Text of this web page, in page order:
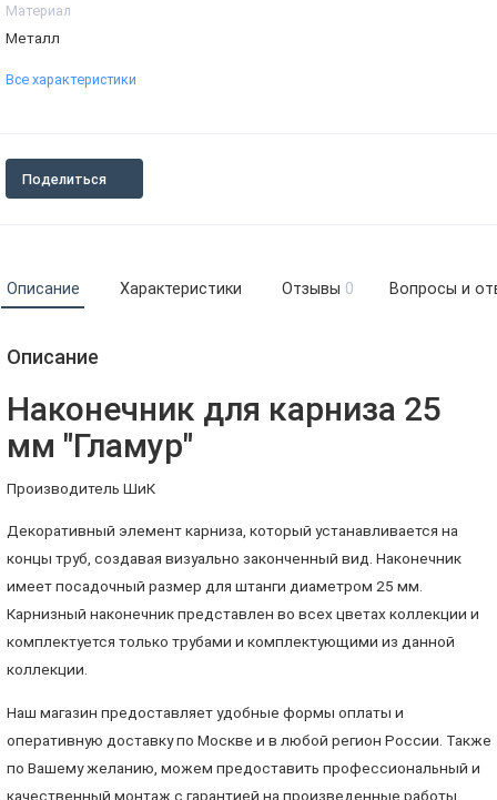
Материал
Металл
Все характеристики
Поделиться
Описание Характеристики Отзывы 0 Вопросы и
Описание
Наконечник для карниза 25
мм "Гламур"
Производитель ШиК
Декоративный элемент карниза, который устанавливается на
концы труб, создавая визуально законченный вид. Наконечник
имеет посадочный размер для штанги диаметром 25 мм.
Карнизный наконечник представлен во всех цветах коллекции и
комплектуется только трубами и комплектующими из данной
коллекции.
Наш магазин предоставляет удобные формы оплаты и
оперативную доставку по Москве и в любой регион России. Также
по Вашему желанию, можем предоставить профессиональный и
качественный монтаж с гарантией на произведенные работы.